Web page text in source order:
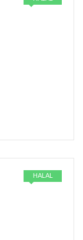
HALAL